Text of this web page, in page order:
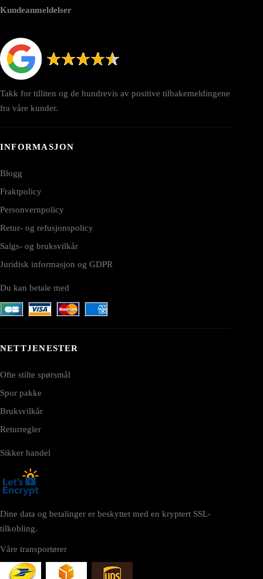
Kundeanmeldelser
Takk for tilliten og de hundrevis av positive tilbakemeldingene
fra våre kunder.
INFORMASJON
Blogg
Fraktpolicy
Personvernpolicy
Retur- og refusjonspolicy
Salgs- og bruksvilkår
Juridisk informasjon og GDPR
Du kan betale med
NETTJENESTER
Ofte stilte spørsmål
Spor pakke
Bruksvilkår
Returregler
Sikker handel
Dine data og betalinger er beskyttet med en kryptert SSL-
tilkobling.
Våre transportører